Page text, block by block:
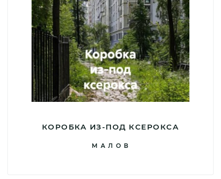
КОРОБКА ИЗ-ПОД КСЕРОКСА
М А Л О В